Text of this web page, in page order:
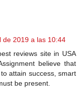
de 2019 a las 10:44
reviews site in USA
believe that
attain success, smart
be present.